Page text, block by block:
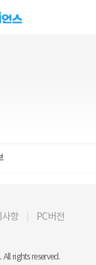
항 PC버전
rights reserved.